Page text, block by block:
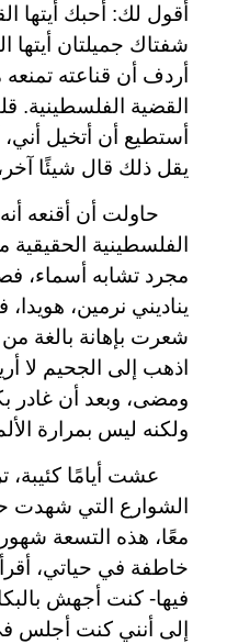
أقول لك: أحبك أيتها
شفتاك جميلتان أيتها
أردف أن قناعته
القضية الفلسطينية.
أستطيع أن أتخيل
يقل ذلك قال شيئًا
حاولت أن أقنعه
الفلسطينية
مجرد تشابه أسماء،
يناديني نرمين،
شعرت بإهانة بالغة
اذهب إلى الجحيم لا
ومضى، وبعد أن غادر
ولكنه ليس بمرارة
عشت أيامًا
الشوارع التي شهدت
معًا، هذه التسعة
خاطفة في حياتي،
فيها- كنت أجهش
إلى أنني كنت أجلس